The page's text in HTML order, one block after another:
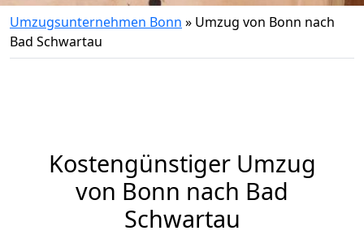
Umzugsunternehmen Bonn » Umzug von Bonn nach
Bad Schwartau
Kostengünstiger Umzug
von Bonn nach Bad
Schwartau